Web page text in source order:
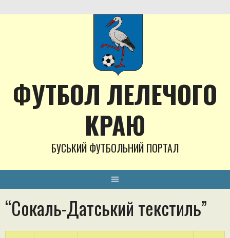
to
ФУТБОЛ ЛЕЛЕЧОГО
КРАЮ
БУСЬКИЙ ФУТБОЛЬНИЙ ПОРТАЛ
“Сокаль-Датський текстиль”